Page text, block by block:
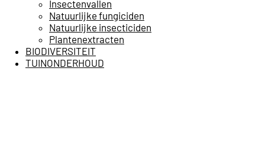
Insectenvallen
Natuurlijke fungiciden
Natuurlijke insecticiden
Plantenextracten
BIODIVERSITEIT
TUINONDERHOUD